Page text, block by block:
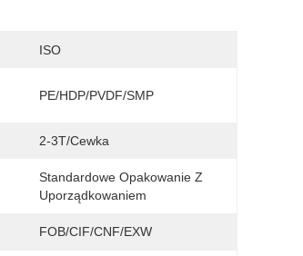
ISO
PE/HDP/PVDF/SMP
2-3T/cewka
Standardowe Opakowanie Z
Uporządkowaniem
FOB/CIF/CNF/EXW